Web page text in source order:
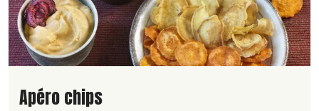
Lire la suite de la recette
Apéro chips